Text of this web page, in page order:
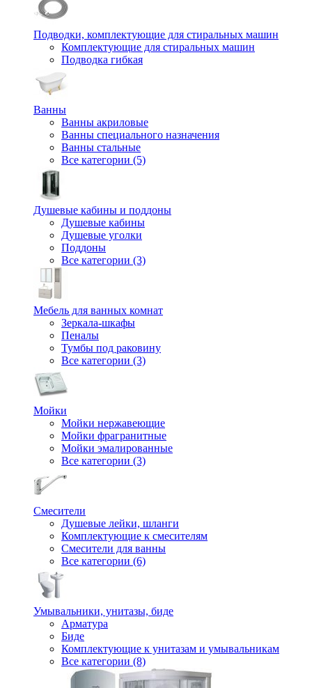
Подводки, комплектующие для стиральных машин
Комплектующие для стиральных машин
Подводка гибкая
Ванны
Ванны акриловые
Ванны специального назначения
Ванны стальные
Все категории (5)
Душевые кабины и поддоны
Душевые кабины
Душевые уголки
Поддоны
Все категории (3)
Мебель для ванных комнат
Зеркала-шкафы
Пеналы
Тумбы под раковину
Все категории (3)
Мойки
Мойки нержавеющие
Мойки фрагранитные
Мойки эмалированные
Все категории (3)
Смесители
Душевые лейки, шланги
Комплектующие к смесителям
Смесители для ванны
Все категории (6)
Умывальники, унитазы, биде
Арматура
Биде
Комплектующие к унитазам и умывальникам
Все категории (8)